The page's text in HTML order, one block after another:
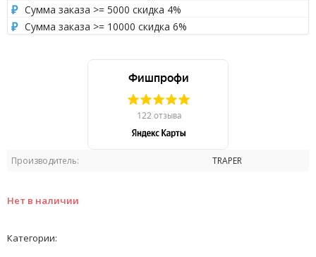
Производитель: TRAPER
Нет в наличии
Сумма заказа >= 5000 скидка 4%
Сумма заказа >= 10000 скидка 6%
Категории: